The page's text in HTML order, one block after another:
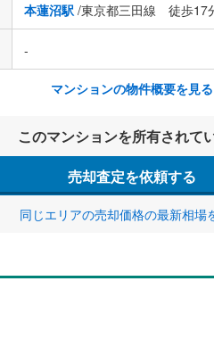
本蓮沼駅 /東京都三田線 徒歩17
-
マンションの物件概要を見る
このマンションを所有されて
売却査定を依頼する
同じエリアの売却価格の最新相場